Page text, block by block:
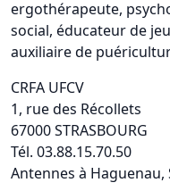
ergothérapeute,
social, éducateur de
auxiliaire de
CRFA UFCV
1, rue des Récollets
67000 STRASBOURG
Tél. 03.88.15.70.50
Antennes à